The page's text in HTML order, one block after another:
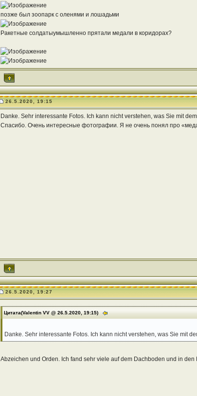
позже был зоопарк с оленями и лошадьми
Ракетные солдатыумышленно прятали медали в коридорах?
26.5.2020, 19:15
Danke. Sehr interessante Fotos. Ich kann nicht verstehen, was Sie mit
Спасибо. Очень интересные фотографии. Я не очень понял про
26.5.2020, 19:27
Цитата(Valentin VV @ 26.5.2020, 19:15)
Danke. Sehr interessante Fotos. Ich kann nicht verstehen, was Sie mit
Abzeichen und Orden. Ich fand sehr viele auf dem Dachboden und in den